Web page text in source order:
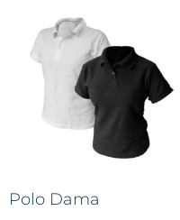
Polo Dama